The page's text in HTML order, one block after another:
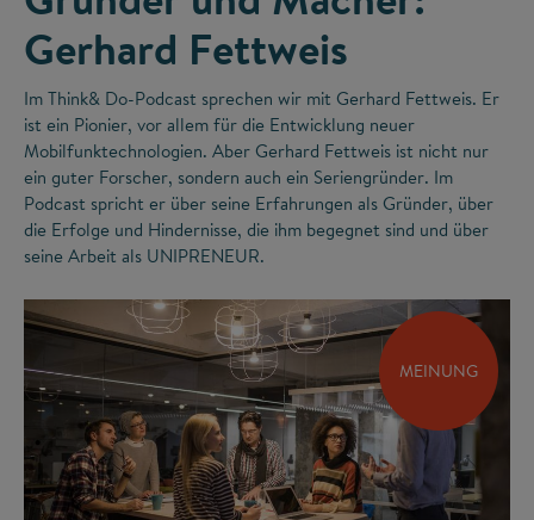
Gerhard Fettweis
Im Think& Do-Podcast sprechen wir mit Gerhard Fettweis. Er
ist ein Pionier, vor allem für die Entwicklung neuer
Mobilfunktechnologien. Aber Gerhard Fettweis ist nicht nur
ein guter Forscher, sondern auch ein Seriengründer. Im
Podcast spricht er über seine Erfahrungen als Gründer, über
die Erfolge und Hindernisse, die ihm begegnet sind und über
seine Arbeit als UNIPRENEUR.
MEINUNG